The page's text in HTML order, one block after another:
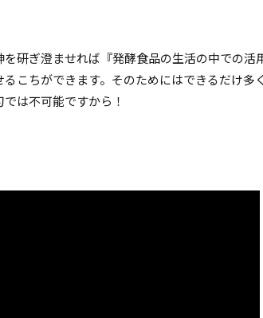
を研ぎ澄ませれば『発酵食品の生活の中での
るこちができます。そのためにはできるだけ多
は不可能ですから！